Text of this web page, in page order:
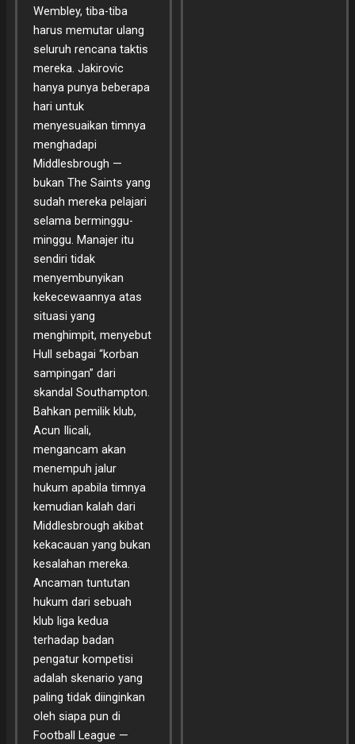
Wembley, tiba-tiba
harus memutar ulang
seluruh rencana taktis
mereka. Jakirovic
hanya punya beberapa
hari untuk
menyesuaikan timnya
menghadapi
Middlesbrough —
bukan The Saints yang
sudah mereka pelajari
selama berminggu-
minggu. Manajer itu
sendiri tidak
menyembunyikan
kekecewaannya atas
situasi yang
menghimpit, menyebut
Hull sebagai “korban
sampingan” dari
skandal Southampton.
Bahkan pemilik klub,
Acun Ilicali,
mengancam akan
menempuh jalur
hukum apabila timnya
kemudian kalah dari
Middlesbrough akibat
kekacauan yang bukan
kesalahan mereka.
Ancaman tuntutan
hukum dari sebuah
klub liga kedua
terhadap badan
pengatur kompetisi
adalah skenario yang
paling tidak diinginkan
oleh siapa pun di
Football League —